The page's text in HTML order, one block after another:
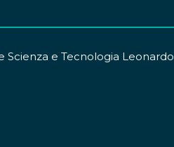
e Tecnologia Leonardo